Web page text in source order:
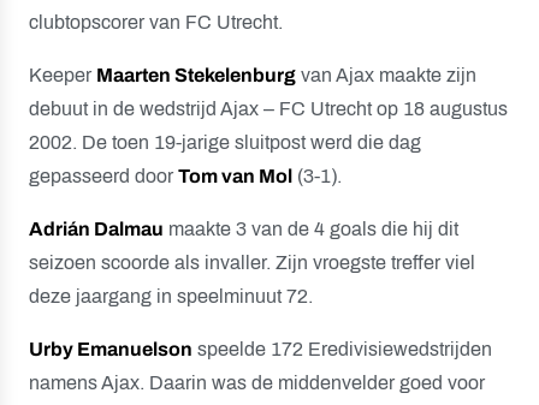
clubtopscorer van FC Utrecht.
Keeper Maarten Stekelenburg van Ajax maakte zijn
debuut in de wedstrijd Ajax – FC Utrecht op 18 augustus
2002. De toen 19-jarige sluitpost werd die dag
gepasseerd doorTom van Mol (3-1).
Adrián Dalmau maakte 3 van de 4 goals die hij dit
seizoen scoorde als invaller. Zijn vroegste treffer viel
deze jaargang in speelminuut 72.
Urby Emanuelson speelde 172 Eredivisiewedstrijden
namens Ajax. Daarin was de middenvelder goed voor